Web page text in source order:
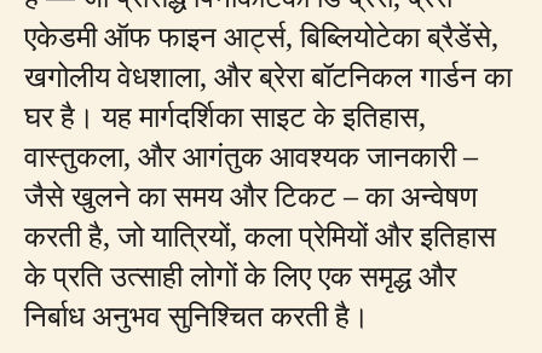
एकेडमी ऑफ फाइन आर्ट्स, बिब्लियोटेका ब्रैडेंसे,
खगोलीय वेधशाला, और ब्रेरा बॉटनिकल गार्डन का
घर है। यह मार्गदर्शिका साइट के इतिहास,
वास्तुकला, और आगंतुक आवश्यक जानकारी –
जैसे खुलने का समय और टिकट – का अन्वेषण
करती है, जो यात्रियों, कला प्रेमियों और इतिहास
के प्रति उत्साही लोगों के लिए एक समृद्ध और
निर्बाध अनुभव सुनिश्चित करती है।